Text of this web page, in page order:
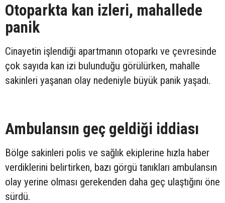
Otoparkta kan izleri, mahallede
panik
Cinayetin işlendiği apartmanın otoparkı ve çevresinde
çok sayıda kan izi bulunduğu görülürken, mahalle
sakinleri yaşanan olay nedeniyle büyük panik yaşadı.
Ambulansın geç geldiği iddiası
Bölge sakinleri polis ve sağlık ekiplerine hızla haber
verdiklerini belirtirken, bazı görgü tanıkları ambulansın
olay yerine olması gerekenden daha geç ulaştığını öne
sürdü.